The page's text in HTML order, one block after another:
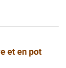
et en pot